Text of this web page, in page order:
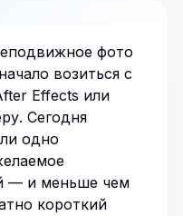
фото
возиться с
Effects или
Сегодня
одно
— и меньше чем
короткий